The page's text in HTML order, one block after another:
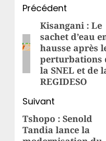
Navigation
d’article
Précédent
Article
précédent:
Kisangani : Le
sachet d’eau
hausse après
perturbations
la SNEL et de
REGIDESO
Suivant
Article
suivant:
Tshopo : Senold
Tandia lance la